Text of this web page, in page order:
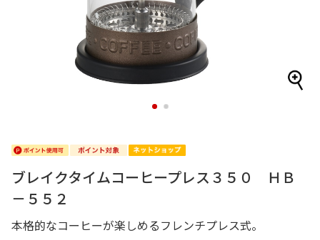
1 2
ブレイクタイムコーヒープレス３５０ ＨＢ
－５５２
本格的なコーヒーが楽しめるフレンチプレス式。